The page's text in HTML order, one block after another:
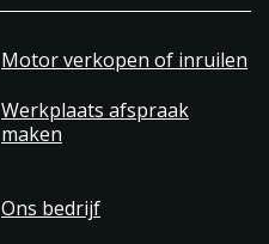
Motor verkopen of inruilen
Werkplaats afspraak
maken
Ons bedrijf